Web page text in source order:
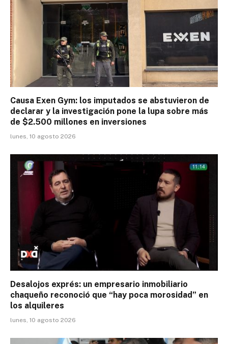
Causa Exen Gym: los imputados se abstuvieron de
declarar y la investigación pone la lupa sobre más
de $2.500 millones en inversiones
lunes, 10 agosto 2026
Desalojos exprés: un empresario inmobiliario
chaqueño reconoció que “hay poca morosidad” en
los alquileres
lunes, 10 agosto 2026